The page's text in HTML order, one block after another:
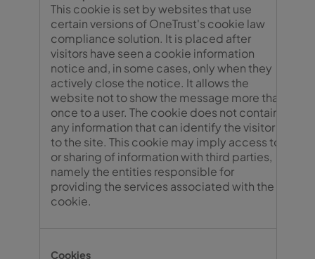
This cookie is set by websites that use
certain versions of OneTrust's cookie law
compliance solution. It is placed after
visitors have seen a cookie information
notice and, in some cases, only when they
actively close the notice. It allows the
website not to show the message more than
once to a user. The cookie does not contain
any information that can identify the visitor
to the site. This cookie may imply access to
or sharing of information with third parties,
namely the entities responsible for
providing the services associated with the
cookie.